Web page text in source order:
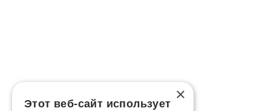
×
Этот веб-сайт использует